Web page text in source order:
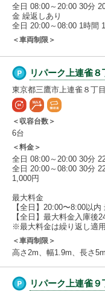
全日 08:00～20:00 30分
金 繰返しあり
全日 20:00～08:00 1時間
＜車両制限＞
リパーク上連雀８
東京都三鷹市上連雀８丁
＜収容台数＞
6台
＜料金＞
全日 08:00～20:00 30分
全日 20:00～08:00 30分
1,000円
最大料金
【全日】20:00〜8:00以内
【全日】最大料金入庫後
※最大料金は繰り返し適用
＜車両制限＞
高さ2m、幅1.9m、長さ
リパーク上連雀９